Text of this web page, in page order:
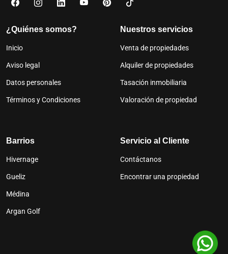
¿Quiénes somos?
Inicio
Aviso legal
Datos personales
Términos y Condiciones
Nuestros servicios
Venta de propiedades
Alquiler de propiedades
Tasación inmobiliaria
Valoración de propiedad
Barrios
Hivernage
Gueliz
Médina
Argan Golf
Servicio al Cliente
Contáctanos
Encontrar una propiedad